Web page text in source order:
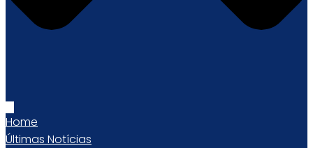
Home
Últimas Notícias